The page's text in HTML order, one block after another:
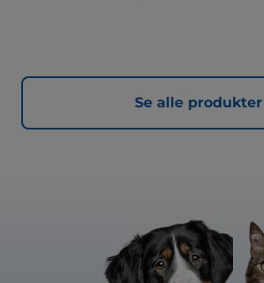
Se alle produkter